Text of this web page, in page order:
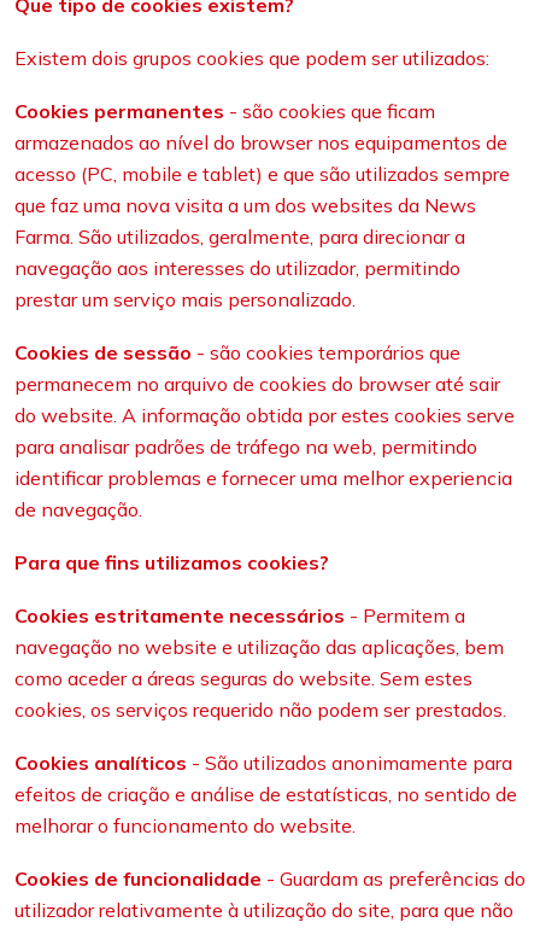
Que tipo de cookies existem?
Existem dois grupos cookies que podem ser utilizados:
Cookies permanentes - são cookies que ficam
armazenados ao nível do browser nos equipamentos de
acesso (PC, mobile e tablet) e que são utilizados sempre
que faz uma nova visita a um dos websites da News
Farma. São utilizados, geralmente, para direcionar a
navegação aos interesses do utilizador, permitindo
prestar um serviço mais personalizado.
Cookies de sessão - são cookies temporários que
permanecem no arquivo de cookies do browser até sair
do website. A informação obtida por estes cookies serve
para analisar padrões de tráfego na web, permitindo
identificar problemas e fornecer uma melhor experiencia
de navegação.
Para que fins utilizamos cookies?
Cookies estritamente necessários - Permitem a
navegação no website e utilização das aplicações, bem
como aceder a áreas seguras do website. Sem estes
cookies, os serviços requerido não podem ser prestados.
Cookies analíticos - São utilizados anonimamente para
efeitos de criação e análise de estatísticas, no sentido de
melhorar o funcionamento do website.
Cookies de funcionalidade - Guardam as preferências do
utilizador relativamente à utilização do site, para que não